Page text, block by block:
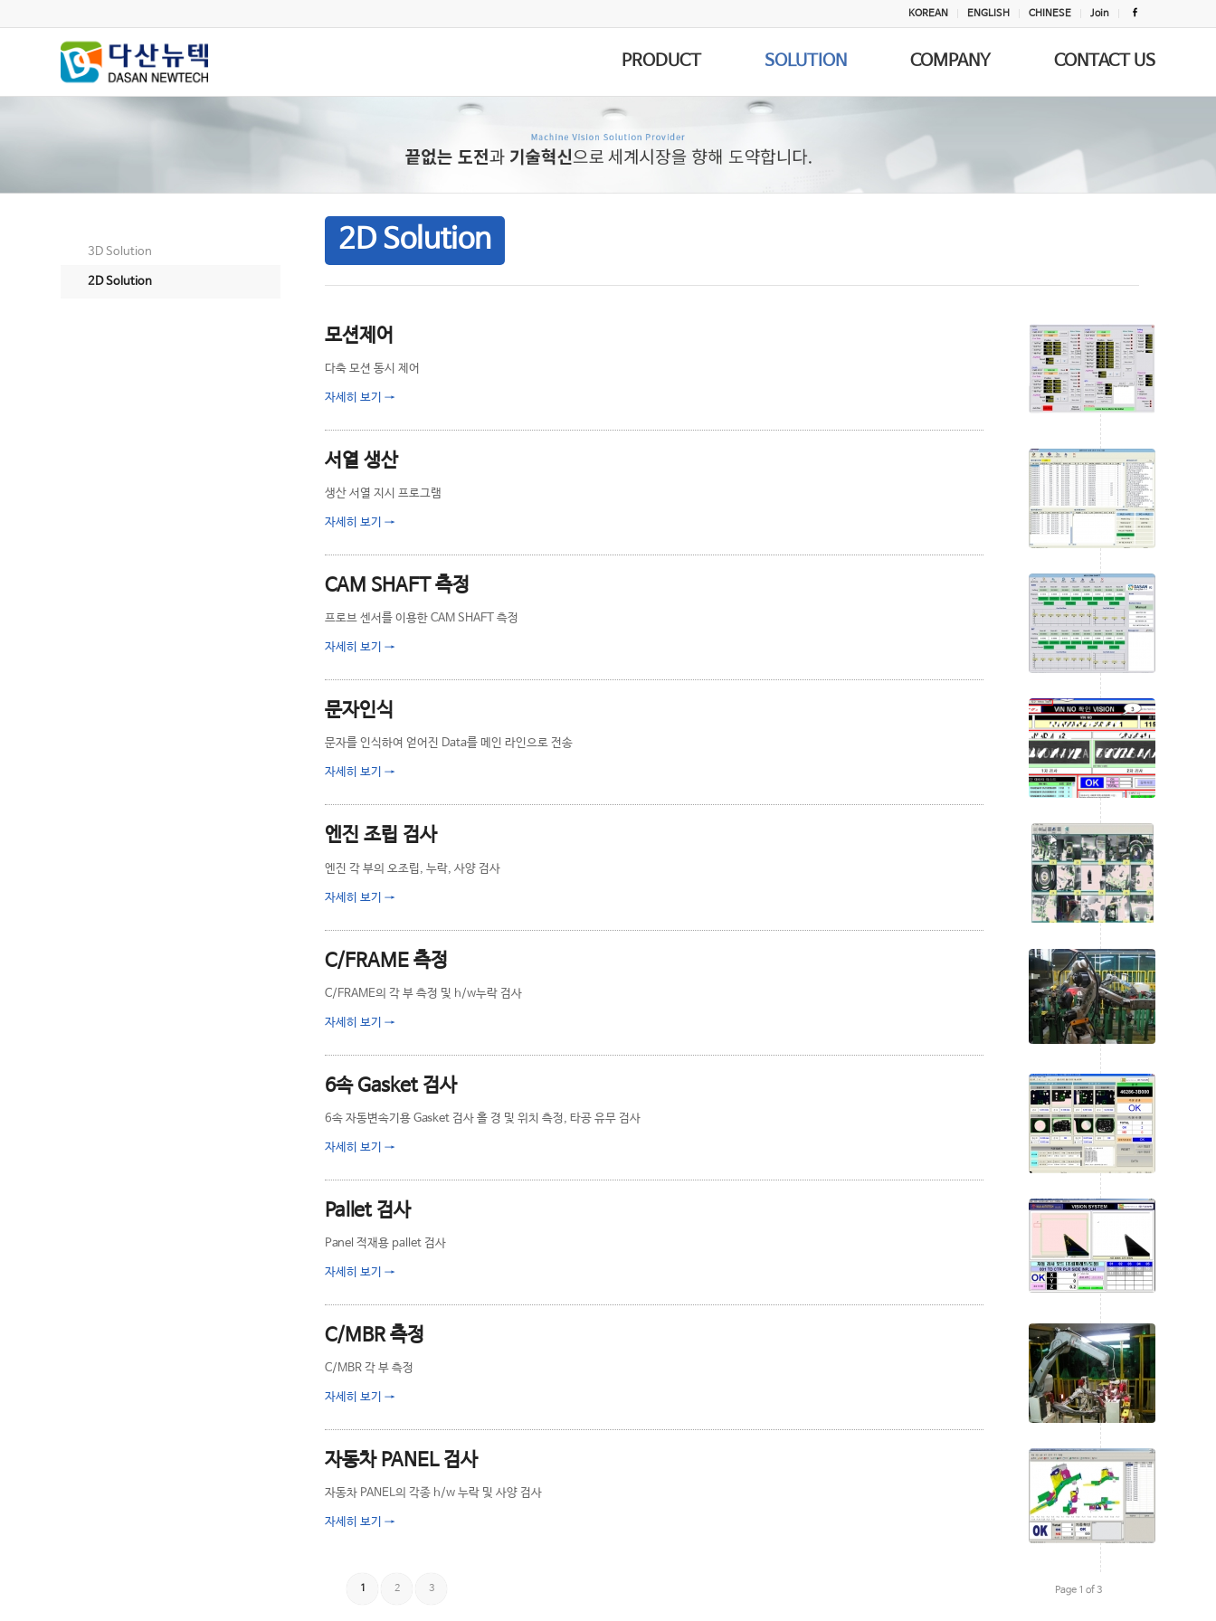
KOREAN ENGLISH CHINESE Join
PRODUCT SOLUTION COMPANY CONTACT US
2D Solution
모션제어
다축 모션 동시 제어
자세히 보기 →
서열 생산
생산 서열 지시 프로그램
자세히 보기 →
CAM SHAFT 측정
프로브 센서를 이용한 CAM SHAFT 측정
자세히 보기 →
문자인식
문자를 인식하여 얻어진 Data를 메인 라인으로 전송
자세히 보기 →
엔진 조립 검사
엔진 각 부의 오조립, 누락, 사양 검사
자세히 보기 →
C/FRAME 측정
C/FRAME의 각 부 측정 및 h/w누락 검사
자세히 보기 →
6속 Gasket 검사
6속 자동변속기용 Gasket 검사 홀 경 및 위치 측정, 타공 유무 검사
자세히 보기 →
Pallet 검사
Panel 적재용 pallet 검사
자세히 보기 →
C/MBR 측정
C/MBR 각 부 측정
자세히 보기 →
자동차 PANEL 검사
자동차 PANEL의 각종 h/w 누락 및 사양 검사
자세히 보기 →
Page 1 of 3
1 2 3
3D Solution
2D Solution